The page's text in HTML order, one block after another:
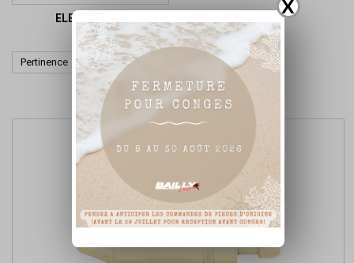
X
ELECTRICITE
Pertinence
Affichage 1-1 de 1 article(s)